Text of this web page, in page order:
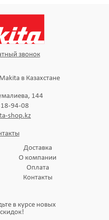
звонок
в Казахстане
144
94-08
shop.kz
Доставка
О компании
Оплата
Контакты
в курсе новых